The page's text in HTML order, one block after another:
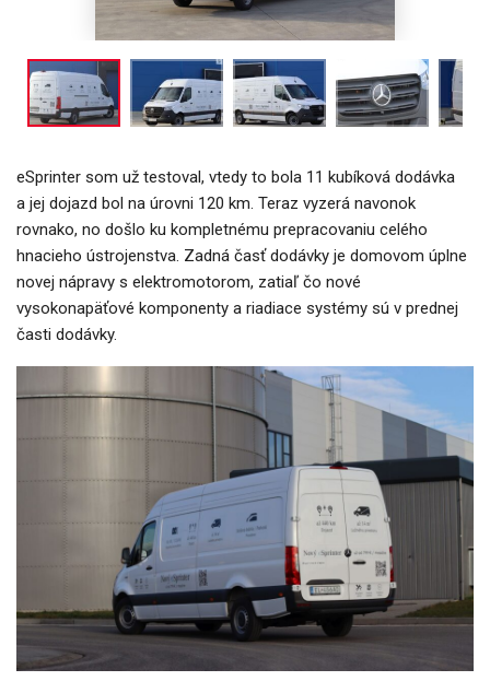
eSprinter som už testoval, vtedy to bola 11 kubíková dodávka
a jej dojazd bol na úrovni 120 km. Teraz vyzerá navonok
rovnako, no došlo ku kompletnému prepracovaniu celého
hnacieho ústrojenstva. Zadná časť dodávky je domovom úplne
novej nápravy s elektromotorom, zatiaľ čo nové
vysokonapäťové komponenty a riadiace systémy sú v prednej
časti dodávky.